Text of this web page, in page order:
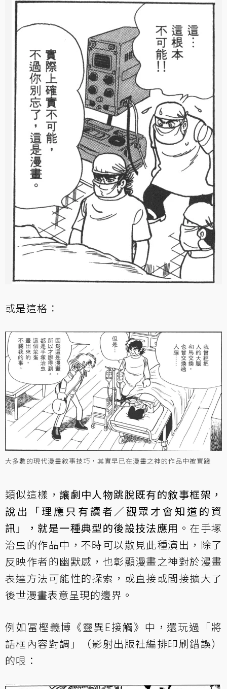
或是這格：
大多數的現代漫畫敘事技巧，其實早已在漫畫之神的作品中被實踐
類似這樣，讓劇中人物跳脫既有的敘事框架，
說出「理應只有讀者／觀眾才會知道的資
訊」，就是一種典型的後設技法應用 。在手塚
治虫的作品中，不時可以散見此種演出，除了
反映作者的幽默感，也彰顯漫畫之神對於漫畫
表達方法可能性的探索，或直接或間接擴大了
後世漫畫表意呈現的邊界。
例如冨樫義博《靈異E接觸》中，還玩過「將
話框內容對調」（影射出版社編排印刷錯誤）
的哏：